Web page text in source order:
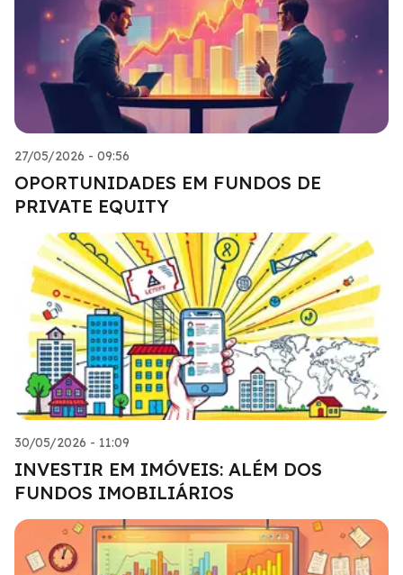
27/05/2026 - 09:56
OPORTUNIDADES EM FUNDOS DE
PRIVATE EQUITY
30/05/2026 - 11:09
INVESTIR EM IMÓVEIS: ALÉM DOS
FUNDOS IMOBILIÁRIOS